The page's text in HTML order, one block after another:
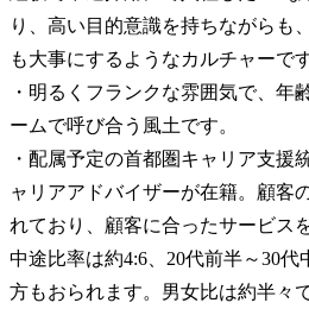
り、高い目的意識を持ちながらも
も大事にするようなカルチャーです
・明るくフランクな雰囲気で、年
ームで呼び合う風土です。
・配属予定の首都圏キャリア支援
ャリアアドバイザーが在籍。顧客
れており、顧客に合ったサービス
中途比率は約4:6、20代前半～30
方もおられます。男女比は約半々で